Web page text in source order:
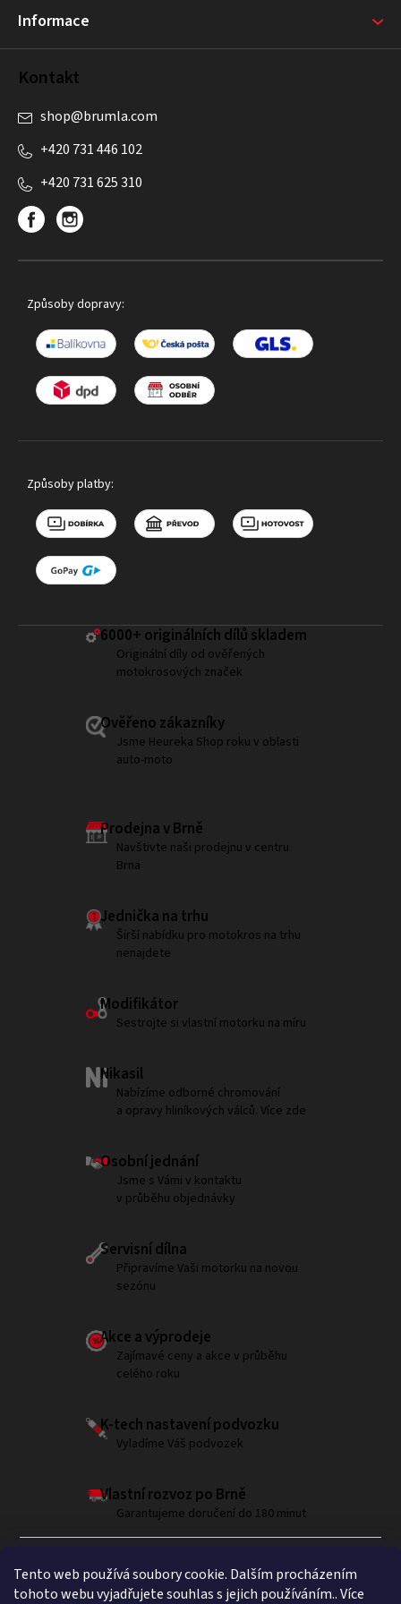
Tento web používá soubory cookie. Dalším procházením
tohoto webu vyjadřujete souhlas s jejich používáním.. Více
Informace
Kontakt
shop@brumla.com
+420 731 446 102
+420 731 625 310
Způsoby dopravy:
Způsoby platby:
6000+ ​originálních dílů skladem
Originální díly od ověřených
motokrosových značek
Ověřeno zákazníky
Jsme Heureka Shop roku v oblasti
auto-moto
Prodejna v Brně
Navštivte naši prodejnu v centru
Brna
Jednička na trhu
Širší nabídku pro motokros na trhu
nenajdete
Modifikátor
Sestrojte si vlastní motorku na míru
Nikasil
Nabízíme odborné chromování
a opravy hliníkových válců. Více zde
Osobní jednání
Jsme s Vámi v kontaktu
v průběhu objednávky
Servisní dílna
Připravíme Vaši motorku na novou
sezónu
Akce a výprodeje
Zajímavé ceny a akce v průběhu
celého roku
K-tech nastavení podvozku
Vyladíme Váš podvozek
Vlastní rozvoz po Brně
Garantujeme doručení do 180 minut